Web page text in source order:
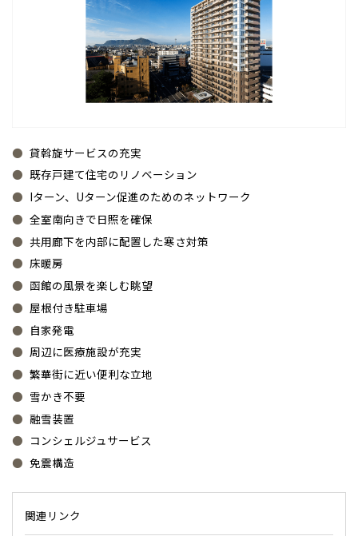
貸斡旋サービスの充実
既存戸建て住宅のリノベーション
Iターン、Uターン促進のためのネットワーク
全室南向きで日照を確保
共用廊下を内部に配置した寒さ対策
床暖房
函館の風景を楽しむ眺望
屋根付き駐車場
自家発電
周辺に医療施設が充実
繁華街に近い便利な立地
雪かき不要
融雪装置
コンシェルジュサービス
免震構造
関連リンク